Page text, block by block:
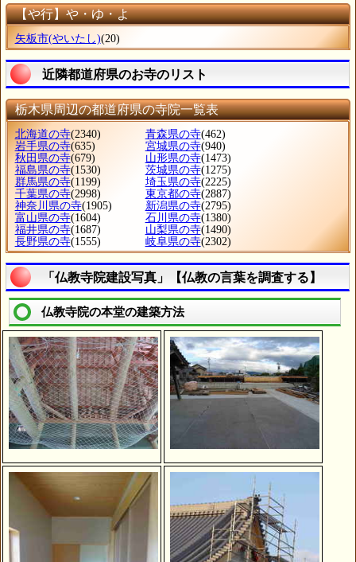
【や行】や・ゆ・よ
矢板市(やいたし)(20)
近隣都道府県のお寺のリスト
栃木県周辺の都道府県の寺院一覧表
北海道の寺(2340) 青森県の寺(462)
岩手県の寺(635) 宮城県の寺(940)
秋田県の寺(679) 山形県の寺(1473)
福島県の寺(1530) 茨城県の寺(1275)
群馬県の寺(1199) 埼玉県の寺(2225)
千葉県の寺(2998) 東京都の寺(2887)
神奈川県の寺(1905) 新潟県の寺(2795)
富山県の寺(1604) 石川県の寺(1380)
福井県の寺(1687) 山梨県の寺(1490)
長野県の寺(1555) 岐阜県の寺(2302)
「仏教寺院建設写真」【仏教の言葉を調査する】
仏教寺院の本堂の建築方法